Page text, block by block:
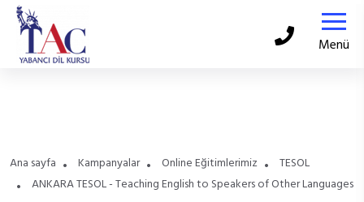
Menü
Ana sayfa Kampanyalar Online Eğitimlerimiz
TESOL
ANKARA TESOL - Teaching English to Speakers of Other Languages